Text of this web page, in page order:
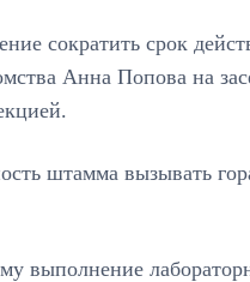
сократить срок
Анна Попова на
штамма вызывать
выполнение